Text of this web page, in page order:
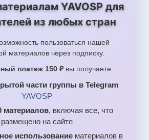
YAVOSP для
из любых стран
пользоваться нашей
материалов через подписку.
платеж 150 ₽ вы получаете:
части группы в Telegram
YAVOSP
материалов, включая все, что
размещено на сайте
использование материалов в